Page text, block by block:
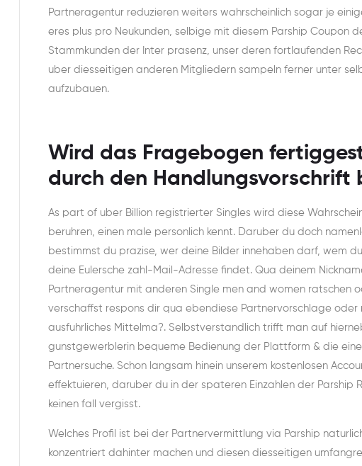
Partneragentur reduzieren weiters wahrscheinlich sogar je
eres plus pro Neukunden, selbige mit diesem Parship Coupon
Stammkunden der Inter prasenz, unser deren fortlaufenden
uber diesseitigen anderen Mitgliedern sampeln ferner unter
aufzubauen.
Wird das Fragebogen
durch den Handlungsvorschrift
As part of uber Billion registrierter Singles wird diese
beruhren, einen male personlich kennt. Daruber du doch
bestimmst du prazise, wer deine Bilder innehaben darf, wem
deine Eulersche zahl-Mail-Adresse findet. Qua deinem
Partneragentur mit anderen Single men and women ratschen
verschaffst respons dir qua ebendiese Partnervorschlage
ausfuhrliches Mittelma?. Selbstverstandlich trifft man auf
gunstgewerblerin bequeme Bedienung der Plattform & die
Partnersuche. Schon langsam hinein unserem kostenlosen
effektuieren, daruber du in der spateren Einzahlen der
keinen fall vergisst.
Welches Profil ist bei der Partnervermittlung via Parship
konzentriert dahinter machen und diesen diesseitigen